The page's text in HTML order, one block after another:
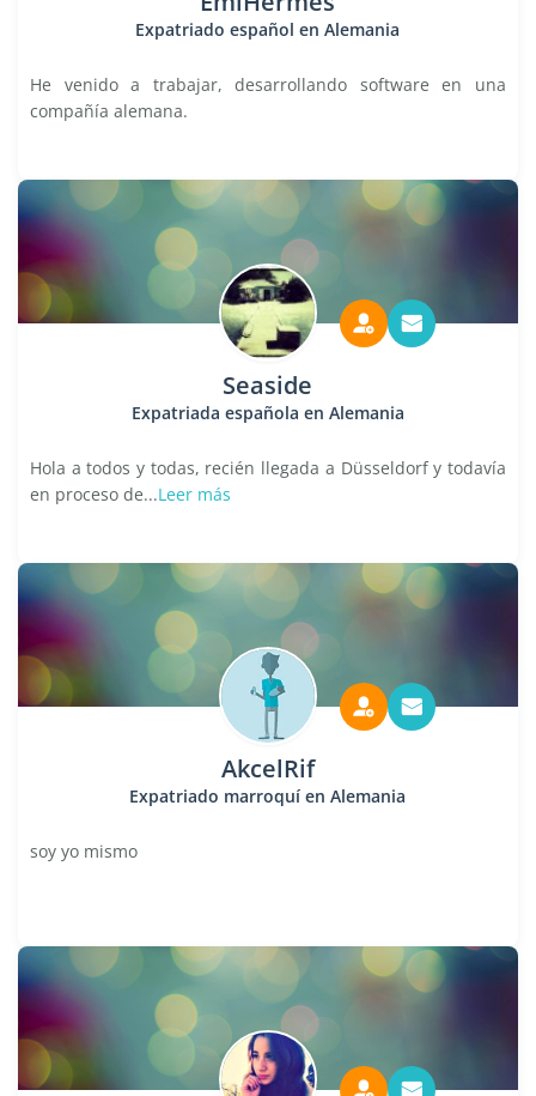
Expatriado español en Alemania
He venido a trabajar, desarrollando software en una
compañía alemana.
Seaside
Expatriada española en Alemania
Hola a todos y todas, recién llegada a Düsseldorf y todavía
en proceso de...Leer más
AkcelRif
Expatriado marroquí en Alemania
soy yo mismo